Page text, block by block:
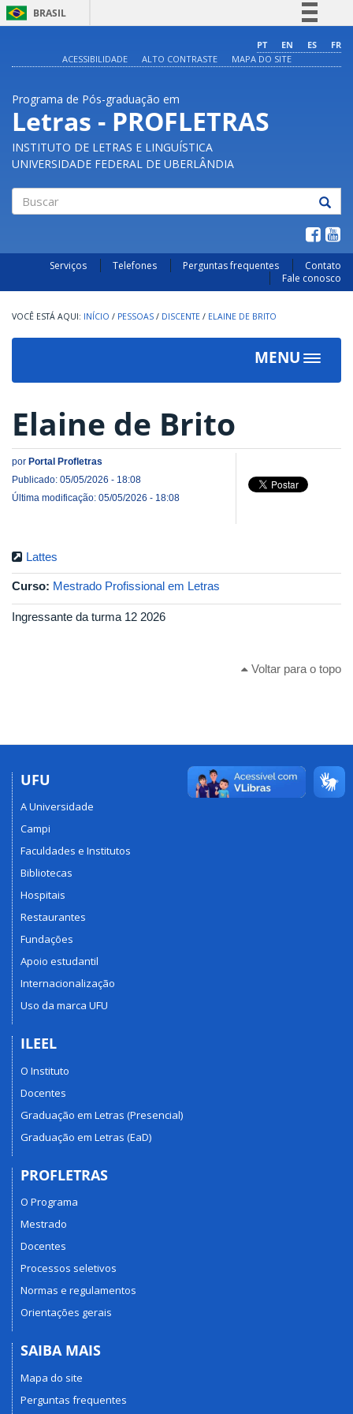
BRASIL
Comunica BR
Legislação
PT EN ES
FR
ACESSIBILIDADE
ALTO CONTRASTE MAPA DO SITE
Programa de Pós-graduação em
Letras - PROFLETRAS
INSTITUTO DE LETRAS E LINGUÍSTICA
UNIVERSIDADE FEDERAL DE UBERLÂNDIA
Serviços Telefones Perguntas frequentes
Contato
Fale conosco
INÍCIO / PESSOAS / DISCENTE / ELAINE DE BRITO
MENU
Toggle
Elaine de Brito
por Portal Profletras
Publicado: 05/05/2026 - 18:08
Última modificação: 05/05/2026 - 18:08
Lattes
Curso: Mestrado Profissional em Letras
Ingressante da turma 12 2026
Voltar para o topo
UFU
A Universidade
Campi
Faculdades e Institutos
Bibliotecas
Hospitais
Restaurantes
Fundações
Apoio estudantil
Internacionalização
Uso da marca UFU
ILEEL
O Instituto
Docentes
Graduação em Letras (Presencial)
Graduação em Letras (EaD)
PROFLETRAS
O Programa
Mestrado
Docentes
Processos seletivos
Normas e regulamentos
Orientações gerais
SAIBA MAIS
Mapa do site
Perguntas frequentes